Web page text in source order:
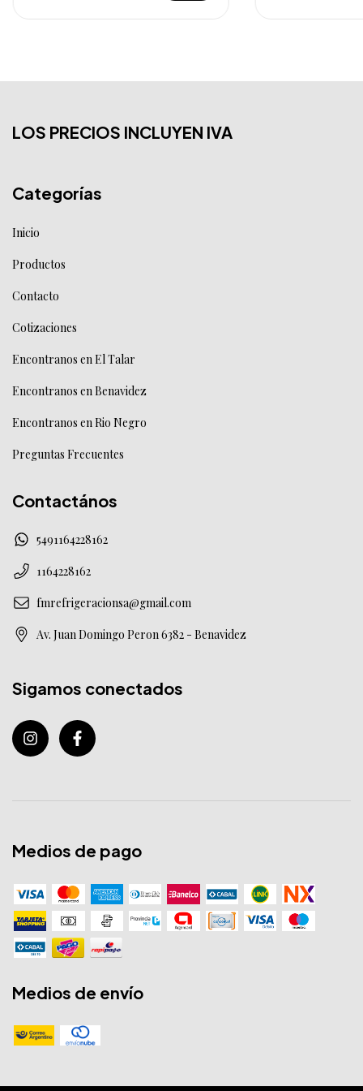
LOS PRECIOS INCLUYEN IVA
Categorías
Inicio
Productos
Contacto
Cotizaciones
Encontranos en El Talar
Encontranos en Benavidez
Encontranos en Rio Negro
Preguntas Frecuentes
Contactános
5491164228162
1164228162
fmrefrigeracionsa@gmail.com
Av. Juan Domingo Peron 6382 - Benavidez
Sigamos conectados
Medios de pago
Medios de envío